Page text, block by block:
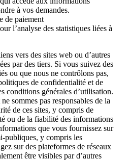
à vos demandes.
de paiement
l’analyse des statistiques liées à
vers des sites web ou d’autres
par des tiers. Si vous suivez des
ou que nous ne contrôlons pas,
de confidentialité et de
conditions générales d’utilisation.
sommes pas responsables de la
de ces sites, y compris de
ou de la fiabilité des informations
que vous fournissez sur
publiques, y compris les
sur des plateformes de réseaux
être visibles par d’autres